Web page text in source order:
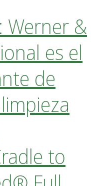
Werner &
es el
de
to